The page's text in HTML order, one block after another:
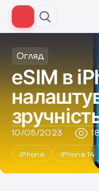
Огляд
еSIM в
10/05/2023
iPhone iPhone 14